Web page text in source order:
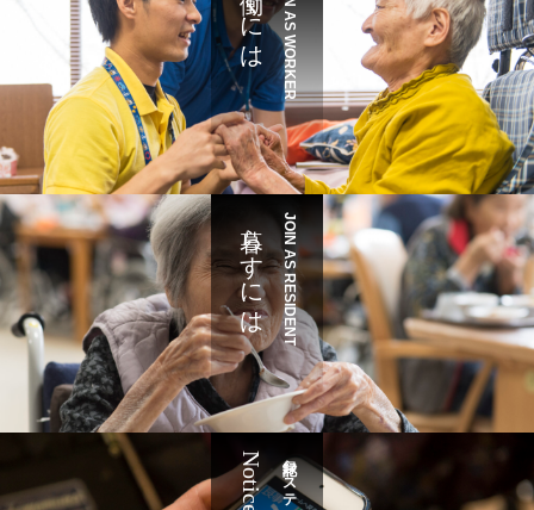
JOIN AS WORKER
JOIN AS RESIDENT
暮らすには
記録システム
Notice